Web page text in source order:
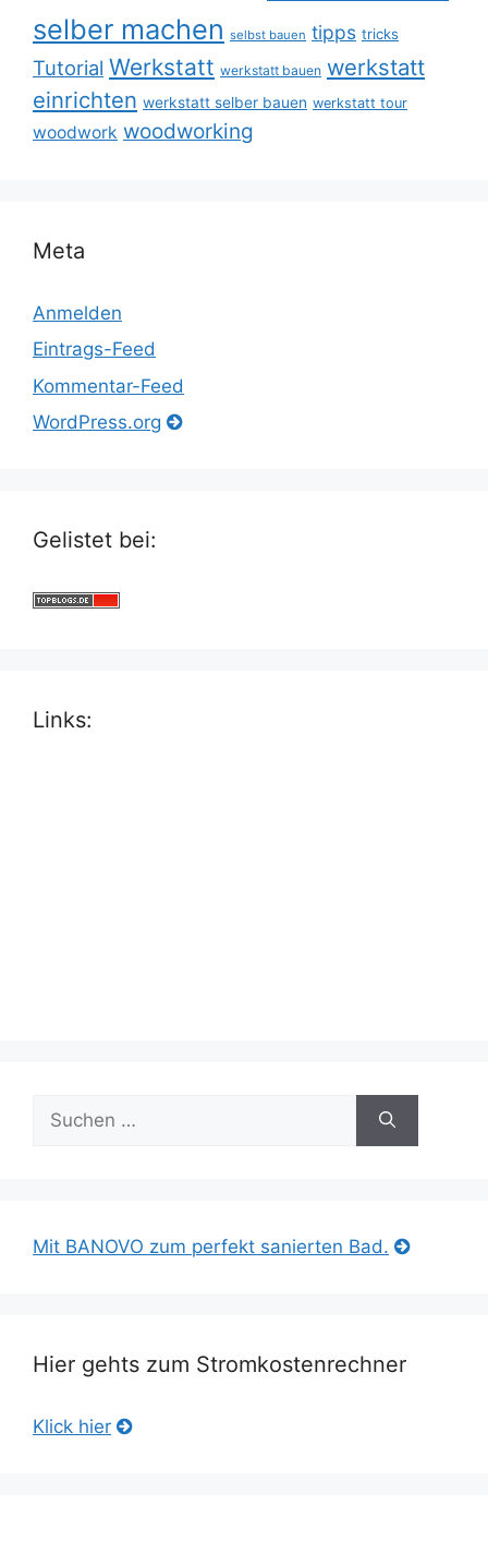
selber machen selbst bauen tipps tricks
Tutorial Werkstatt werkstatt bauen werkstatt
einrichten werkstatt selber bauen werkstatt tour
woodwork woodworking
Meta
Anmelden
Eintrags-Feed
Kommentar-Feed
WordPress.org
Gelistet bei:
Links:
nach:
Mit BANOVO zum perfekt sanierten Bad.
Hier gehts zum Stromkostenrechner
Klick hier